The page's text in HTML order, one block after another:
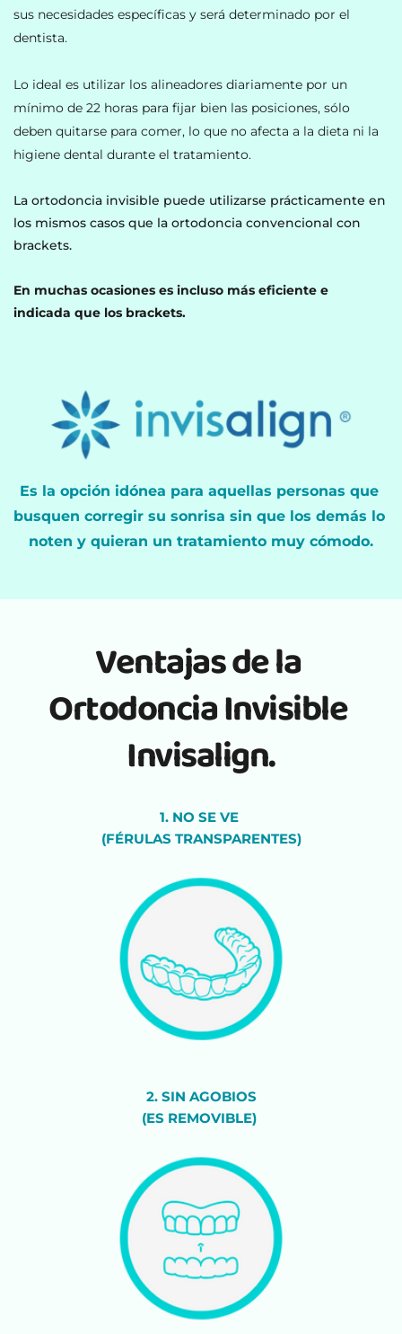
sus necesidades específicas y será determinado por el
dentista.
Lo ideal es utilizar los alineadores diariamente por un
mínimo de 22 horas para fijar bien las posiciones, sólo
deben quitarse para comer, lo que no afecta a la dieta ni la
higiene dental durante el tratamiento.
La ortodoncia invisible puede utilizarse prácticamente en
los mismos casos que la ortodoncia convencional con
brackets.
En muchas ocasiones es incluso más eficiente e
indicada que los brackets.
Es la opción idónea para aquellas personas que
busquen corregir su sonrisa sin que los demás lo
noten y quieran un tratamiento muy cómodo.
Ventajas de la
Ortodoncia Invisible
Invisalign.
1. NO SE VE
(FÉRULAS TRANSPARENTES)
2. SIN AGOBIOS
(ES REMOVIBLE)